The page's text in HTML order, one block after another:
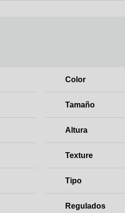
Color
Tamaño
Altura
Texture
Tipo
Regulados